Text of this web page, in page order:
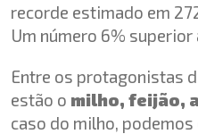
recorde estimado em
Um número 6%
Entre os protagonistas
estão o milho, feijão,
caso do milho,